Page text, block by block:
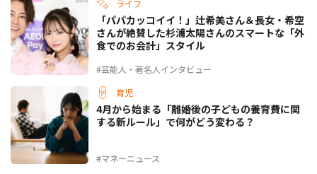
ライフ
#芸能人・著名人インタビュー
「パパカッコイイ！」辻希美さん＆長女・希空
さんが絶賛した杉浦太陽さんのスマートな「外
食でのお会計」スタイル
育児
#マネーニュース
4月から始まる「離婚後の子どもの養育費に関
する新ルール」で何がどう変わる？